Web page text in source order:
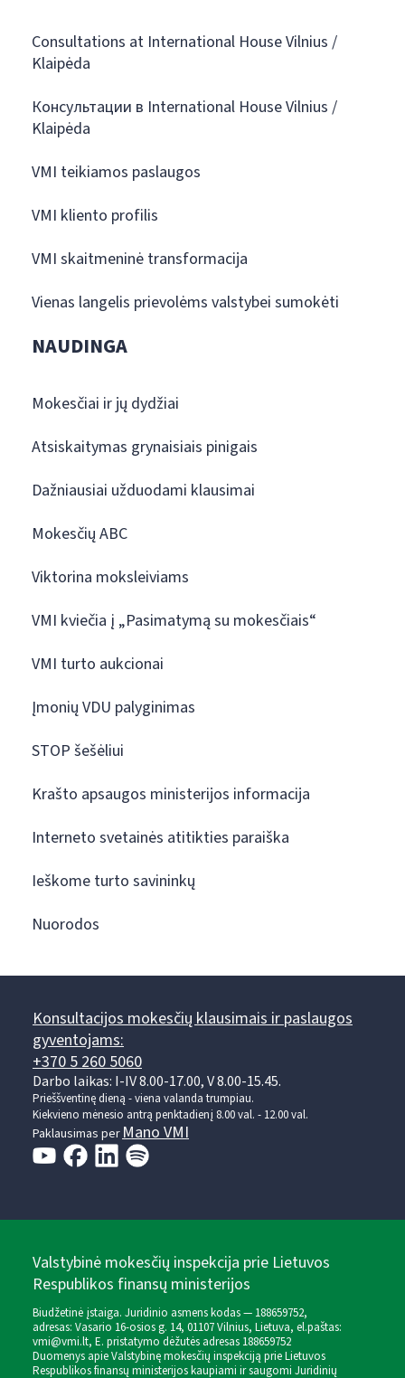
Consultations at International House Vilnius /
Klaipėda
Консультации в International House Vilnius /
Klaipėda
VMI teikiamos paslaugos
VMI kliento profilis
VMI skaitmeninė transformacija
Vienas langelis prievolėms valstybei sumokėti
NAUDINGA
Mokesčiai ir jų dydžiai
Atsiskaitymas grynaisiais pinigais
Dažniausiai užduodami klausimai
Mokesčių ABC
Viktorina moksleiviams
VMI kviečia į „Pasimatymą su mokesčiais“
VMI turto aukcionai
Įmonių VDU palyginimas
STOP šešėliui
Krašto apsaugos ministerijos informacija
Interneto svetainės atitikties paraiška
Ieškome turto savininkų
Nuorodos
Konsultacijos mokesčių klausimais ir paslaugos
gyventojams:
+370 5 260 5060
Darbo laikas: I-IV 8.00-17.00, V 8.00-15.45.
Prieššventinę dieną - viena valanda trumpiau.
Kiekvieno mėnesio antrą penktadienį 8.00 val. - 12.00 val.
Paklausimas perMano VMI
Valstybinė mokesčių inspekcija prie Lietuvos
Respublikos finansų ministerijos
Biudžetinė įstaiga. Juridinio asmens kodas — 188659752,
adresas: Vasario 16-osios g. 14, 01107 Vilnius, Lietuva, el.paštas:
vmi@vmi.lt, E. pristatymo dėžutės adresas 188659752
Duomenys apie Valstybinę mokesčių inspekciją prie Lietuvos
Respublikos finansų ministerijos kaupiami ir saugomi Juridinių